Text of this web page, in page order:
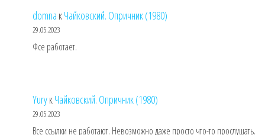
domna кЧайковский. Опричник (1980)
29.05.2023
Фсе работает.
YuryкЧайковский. Опричник (1980)
29.05.2023
Все ссылки не работают. Невозможно даже просто что-то прослушать.